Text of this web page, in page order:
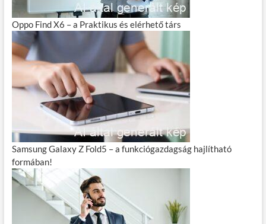
Oppo Find X6 – a Praktikus és elérhető társ
Samsung Galaxy Z Fold5 – a funkciógazdagság hajlítható
formában!